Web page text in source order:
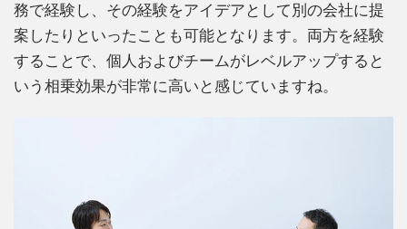
務で経験し、その経験をアイデアとして別の会社に提
案したりといったことも可能となります。両方を経験
することで、個人およびチームがレベルアップすると
いう相乗効果が非常に高いと感じていますね。